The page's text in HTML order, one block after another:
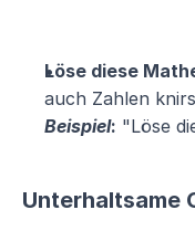
Löse diese
auch Zahlen
Beispiel: "Löse
Unterhaltsame